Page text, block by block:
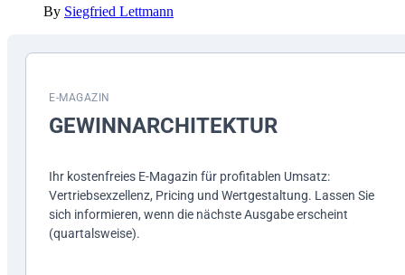
By Siegfried Lettmann
E-MAGAZIN
GEWINN­ARCHITEKTUR
Ihr kostenfreies E-Magazin für profitablen Umsatz:
Vertriebsexzellenz, Pricing und Wertgestaltung. Lassen Sie
sich informieren, wenn die nächste Ausgabe erscheint
(quartalsweise).